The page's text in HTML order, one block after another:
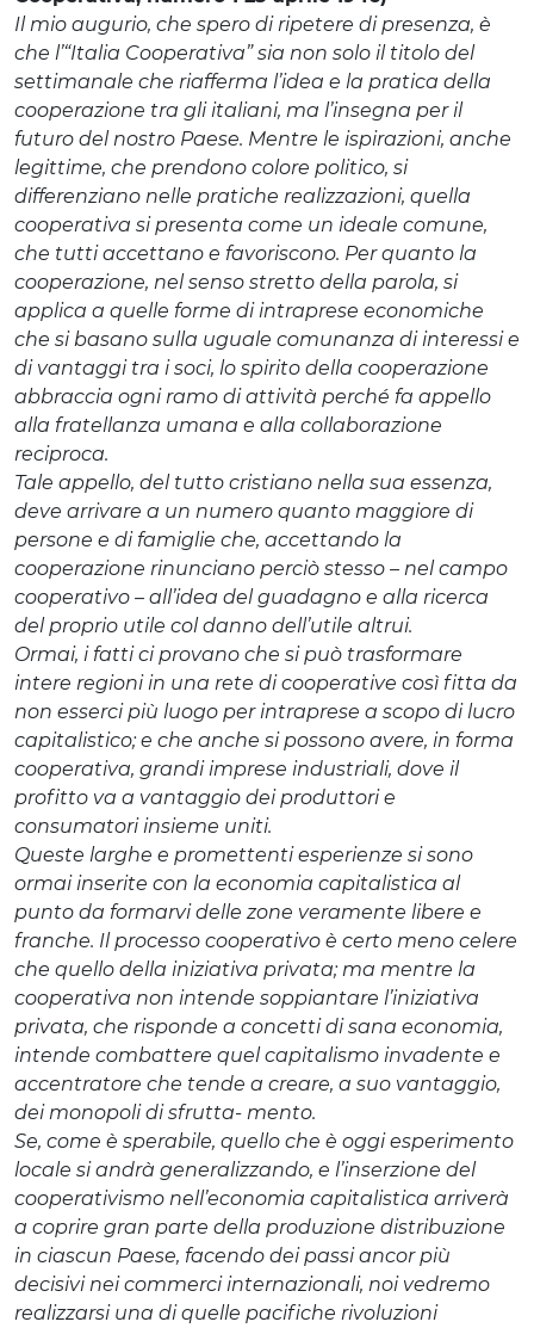
Il mio augurio, che spero di ripetere di presenza, è
che l’“Italia Cooperativa” sia non solo il titolo del
settimanale che riafferma l’idea e la pratica della
cooperazione tra gli italiani, ma l’insegna per il
futuro del nostro Paese. Mentre le ispirazioni, anche
legittime, che prendono colore politico, si
differenziano nelle pratiche realizzazioni, quella
cooperativa si presenta come un ideale comune,
che tutti accettano e favoriscono. Per quanto la
cooperazione, nel senso stretto della parola, si
applica a quelle forme di intraprese economiche
che si basano sulla uguale comunanza di interessi e
di vantaggi tra i soci, lo spirito della cooperazione
abbraccia ogni ramo di attività perché fa appello
alla fratellanza umana e alla collaborazione
reciproca.
Tale appello, del tutto cristiano nella sua essenza,
deve arrivare a un numero quanto maggiore di
persone e di famiglie che, accettando la
cooperazione rinunciano perciò stesso – nel campo
cooperativo – all’idea del guadagno e alla ricerca
del proprio utile col danno dell’utile altrui.
Ormai, i fatti ci provano che si può trasformare
intere regioni in una rete di cooperative così fitta da
non esserci più luogo per intraprese a scopo di lucro
capitalistico; e che anche si possono avere, in forma
cooperativa, grandi imprese industriali, dove il
profitto va a vantaggio dei produttori e
consumatori insieme uniti.
Queste larghe e promettenti esperienze si sono
ormai inserite con la economia capitalistica al
punto da formarvi delle zone veramente libere e
franche. Il processo cooperativo è certo meno celere
che quello della iniziativa privata; ma mentre la
cooperativa non intende soppiantare l’iniziativa
privata, che risponde a concetti di sana economia,
intende combattere quel capitalismo invadente e
accentratore che tende a creare, a suo vantaggio,
dei monopoli di sfrutta- mento.
Se, come è sperabile, quello che è oggi esperimento
locale si andrà generalizzando, e l’inserzione del
cooperativismo nell’economia capitalistica arriverà
a coprire gran parte della produzione distribuzione
in ciascun Paese, facendo dei passi ancor più
decisivi nei commerci internazionali, noi vedremo
realizzarsi una di quelle pacifiche rivoluzioni